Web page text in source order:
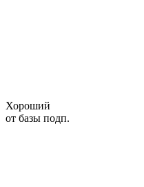
Хороший
от базы подп.